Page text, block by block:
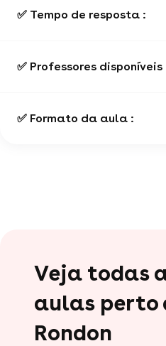
✅ Tempo de resposta :
✅ Professores disponíveis
✅ Formato da aula :
Veja todas
aulas perto
Rondon